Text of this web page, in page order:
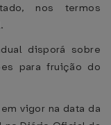
nos termos
disporá sobre
para fruição do
vigor na data da